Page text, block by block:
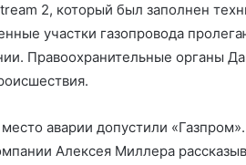
2, который был заполнен
участки газопровода
Правоохранительные органы
аварии допустили
Алексея Миллера